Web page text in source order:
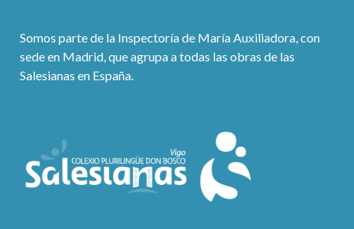
Somos parte de la Inspectoría de María Auxiliadora, con
sede en Madrid, que agrupa a todas las obras de las
Salesianas en España.